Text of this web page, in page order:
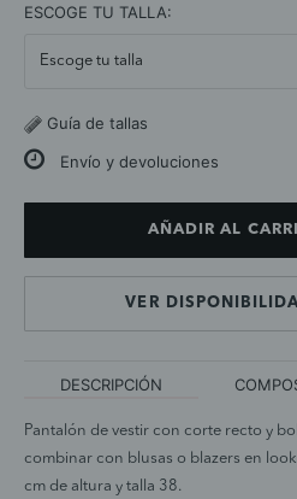
ESCOGE TU TALLA:
Guía de tallas
Envío y devoluciones
AÑADIR AL
VER
DESCRIPCIÓN
Pantalón de vestir con corte recto y
combinar con blusas o blazers en
cm de altura y talla 38.